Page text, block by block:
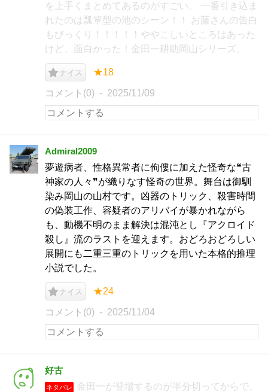
を上手くまとめてあるのがすごい。 一番引き込ま
れたのは瓢箪型の池のシーン！！ お藤さんの告白
もびっくり！！！！！ややこしいところはあった
けど、面白かった！金田一耕助岡山シリーズ。
ナイス ★18
コメント(0) 2025/11/09
Admiral2009
夢遊病者、性格異常者に佝僂に加えた怪奇な❝古
神家の人々❞が織りなす怪奇の世界。舞台は御馴
染み岡山の山村です。凶器のトリック、殺害時間
の偽装工作、容疑者のアリバイが暴かれながら
も、動機不明のまま解決は混沌とし『アクロイド
殺し』流のラストを迎えます。おどろおどろしい
展開にも二重三重のトリックを用いた本格的推理
小説でした。
ナイス ★24
コメント(0) 2025/11/04
好古
ネタバレ
金田一が登場するのが半分切ってからで、